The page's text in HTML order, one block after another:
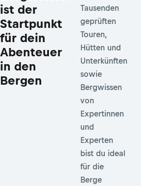
ist der
Startpunkt
für dein
Abenteuer
in den
Bergen
Tausenden
geprüften
Touren,
Hütten und
Unterkünften
sowie
Bergwissen
von
Expertinnen
und
Experten
bist du ideal
für die
Berge